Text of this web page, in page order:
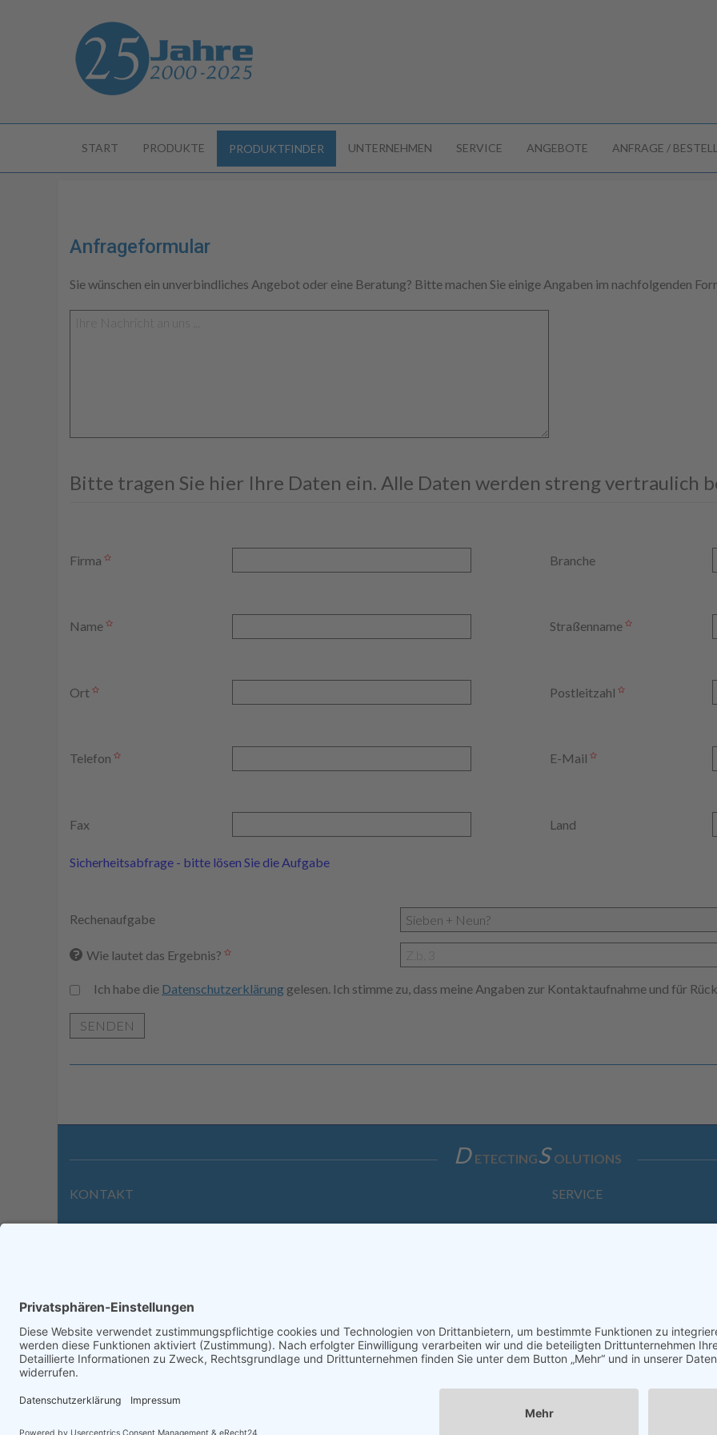
START PRODUKTE PRODUKTFINDER UNTERNEHMEN SERVICE ANGEBOTE ANFRAGE /
Anfrageformular
Sie wünschen ein unverbindliches Angebot oder eine Beratung? Bitte machen Sie einige Angaben im nachfolgenden
Bitte tragen Sie hier Ihre Daten ein. Alle Daten werden streng vertraulich
Firma Branche
Name Straßenname
Ort Postleitzahl
Telefon E-Mail
Fax Land
Sicherheitsabfrage - bitte lösen Sie die Aufgabe
Rechenaufgabe
Wie lautet das Ergebnis?
Ich habe die Datenschutzerklärung gelesen. Ich stimme zu, dass meine Angaben zur Kontaktaufnahme und für
SENDEN
D ETECTINGS OLUTIONS
KONTAKT
Wilhelmstraße 39 | 64646 Heppenheim
info@dietz-sensortechnik.de
SERVICE
Anfrage
Impressum Datenschutzerklärung Haftungsausschluss AGB